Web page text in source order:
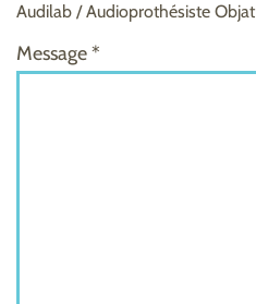
Audilab / Audioprothésiste Objat
Message *